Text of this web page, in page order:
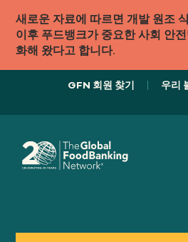
새로운 자료에 따르면 개발 원조
이후 푸드뱅크가 중요한 사회 안
화해 왔다고 합니다.
GFN 회원 찾기 우리